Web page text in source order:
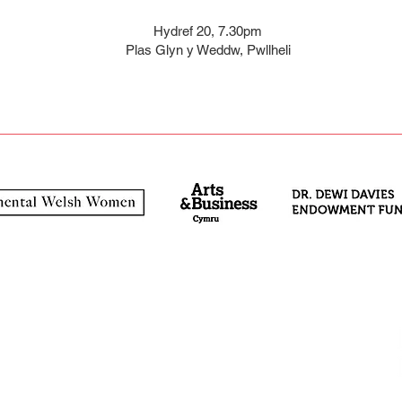
Hydref 20, 7.30pm
Plas Glyn y Weddw, Pwllheli